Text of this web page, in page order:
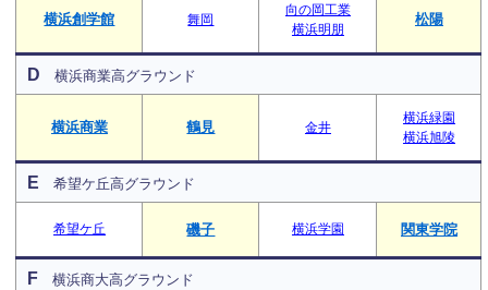
横浜創学館 舞岡
向の岡工業
横浜明朋
松陽
D 横浜商業高グラウンド
横浜商業 鶴見 金井
横浜緑園
横浜旭陵
E 希望ケ丘高グラウンド
希望ケ丘 磯子 横浜学園 関東学院
F 横浜商大高グラウンド